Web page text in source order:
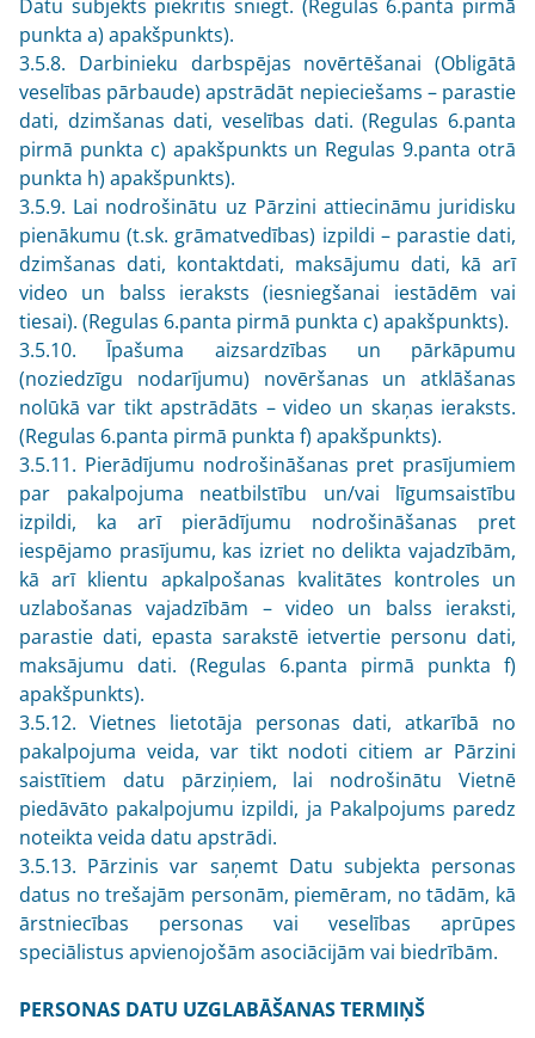
Datu subjekts piekritis sniegt. (Regulas 6.panta pirmā
punkta a) apakšpunkts).
3.5.8. Darbinieku darbspējas novērtēšanai (Obligātā
veselības pārbaude) apstrādāt nepieciešams – parastie
dati, dzimšanas dati, veselības dati. (Regulas 6.panta
pirmā punkta c) apakšpunkts un Regulas 9.panta otrā
punkta h) apakšpunkts).
3.5.9. Lai nodrošinātu uz Pārzini attiecināmu juridisku
pienākumu (t.sk. grāmatvedības) izpildi – parastie dati,
dzimšanas dati, kontaktdati, maksājumu dati, kā arī
video un balss ieraksts (iesniegšanai iestādēm vai
tiesai). (Regulas 6.panta pirmā punkta c) apakšpunkts).
3.5.10. Īpašuma aizsardzības un pārkāpumu
(noziedzīgu nodarījumu) novēršanas un atklāšanas
nolūkā var tikt apstrādāts – video un skaņas ieraksts.
(Regulas 6.panta pirmā punkta f) apakšpunkts).
3.5.11. Pierādījumu nodrošināšanas pret prasījumiem
par pakalpojuma neatbilstību un/vai līgumsaistību
izpildi, ka arī pierādījumu nodrošināšanas pret
iespējamo prasījumu, kas izriet no delikta vajadzībām,
kā arī klientu apkalpošanas kvalitātes kontroles un
uzlabošanas vajadzībām – video un balss ieraksti,
parastie dati, epasta sarakstē ietvertie personu dati,
maksājumu dati. (Regulas 6.panta pirmā punkta f)
apakšpunkts).
3.5.12. Vietnes lietotāja personas dati, atkarībā no
pakalpojuma veida, var tikt nodoti citiem ar Pārzini
saistītiem datu pārziņiem, lai nodrošinātu Vietnē
piedāvāto pakalpojumu izpildi, ja Pakalpojums paredz
noteikta veida datu apstrādi.
3.5.13. Pārzinis var saņemt Datu subjekta personas
datus no trešajām personām, piemēram, no tādām, kā
ārstniecības personas vai veselības aprūpes
speciālistus apvienojošām asociācijām vai biedrībām.
PERSONAS DATU UZGLABĀŠANAS TERMIŅŠ